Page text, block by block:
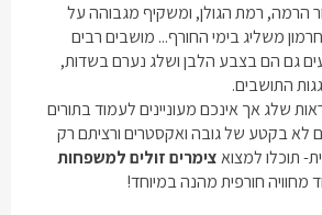
הרמה, רמת הגולן, ומשקיף מגבוהה על
משליג בימי החורף... מושבים רבים
גם הם בצבע הלבן ושלג נערם בשדות,
התושבים.
שלג אך אינכם מעוניינים לעמוד בתורים
בקטע של גובה ואקסטרים ורציתם רק
תוכלו למצואצימרים זולים למשפחות
מחוויה חורפית מהנה במיוחד!